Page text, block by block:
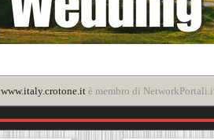
www.italy.crotone.itè membro di